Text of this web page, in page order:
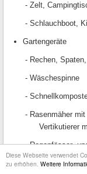
Diese Webseite verwendet
zu erhöhen. Weitere
- Zelt,
- Schlauchboot,
Gartengeräte
- Rechen,
- Wäschespinne
-
- Rasenmäher
Vertikutierer
- Regenfässer-
Gartenmöbel